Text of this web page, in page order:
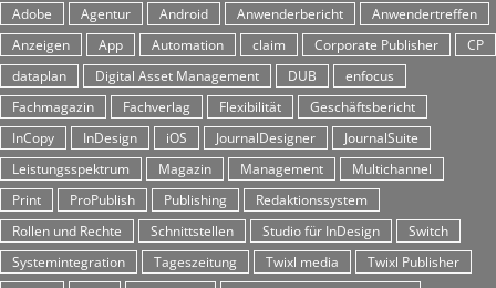
Adobe Agentur Android Anwenderbericht
Anwendertreffen
Anzeigen
App Automation claim Corporate Publisher
CP
dataplan
Digital Asset Management DUB
enfocus
Fachmagazin
Fachverlag Flexibilität
Geschäftsbericht
InCopy
InDesign iOS JournalDesigner
JournalSuite
Leistungsspektrum
Magazin Management
Multichannel
Print
ProPublish Publishing
Redaktionssystem
Rollen und Rechte
Schnittstellen Studio für InDesign
Switch
Systemintegration
Tageszeitung Twixl media
Twixl Publisher